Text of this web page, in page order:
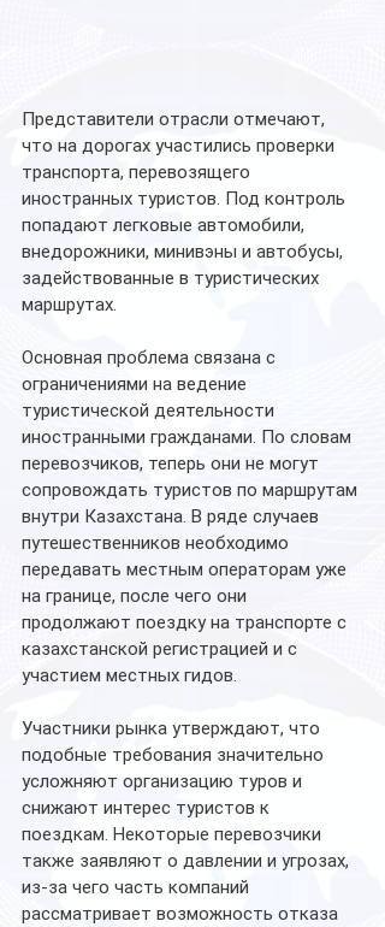
Представители отрасли отмечают,
что на дорогах участились проверки
транспорта, перевозящего
иностранных туристов. Под контроль
попадают легковые автомобили,
внедорожники, минивэны и автобусы,
задействованные в туристических
маршрутах.
Основная проблема связана с
ограничениями на ведение
туристической деятельности
иностранными гражданами. По словам
перевозчиков, теперь они не могут
сопровождать туристов по маршрутам
внутри Казахстана. В ряде случаев
путешественников необходимо
передавать местным операторам уже
на границе, после чего они
продолжают поездку на транспорте с
казахстанской регистрацией и с
участием местных гидов.
Участники рынка утверждают, что
подобные требования значительно
усложняют организацию туров и
снижают интерес туристов к
поездкам. Некоторые перевозчики
также заявляют о давлении и угрозах,
из-за чего часть компаний
рассматривает возможность отказа